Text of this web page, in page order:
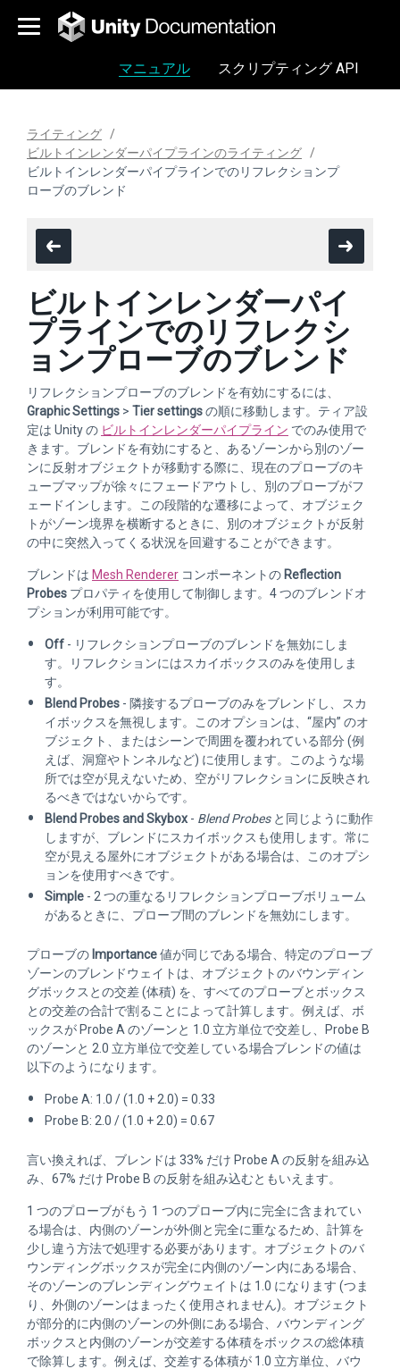
マニュアル スクリプティング API
ライティング
ビルトインレンダーパイプラインのライティング
ビルトインレンダーパイプラインでのリフレクションプ
ローブのブレンド
ビルトインレンダーパイ
プラインでのリフレクシ
ョンプローブのブレンド
リフレクションプローブのブレンドを有効にするには、
Graphic Settings > Tier settingsの順に移動します。ティア設
定は Unity の ビルトインレンダーパイプライン でのみ使用で
きます。ブレンドを有効にすると、あるゾーンから別のゾー
ンに反射オブジェクトが移動する際に、現在のプローブのキ
ューブマップが徐々にフェードアウトし、別のプローブがフ
ェードインします。この段階的な遷移によって、オブジェク
トがゾーン境界を横断するときに、別のオブジェクトが反射
の中に突然入ってくる状況を回避することができます。
ブレンドは Mesh Renderer コンポーネントの Reflection
Probes プロパティを使用して制御します。4 つのブレンドオ
プションが利用可能です。
Off - リフレクションプローブのブレンドを無効にしま
す。リフレクションにはスカイボックスのみを使用しま
す。
Blend Probes - 隣接するプローブのみをブレンドし、スカ
イボックスを無視します。このオプションは、“屋内” のオ
ブジェクト、またはシーンで周囲を覆われている部分 (例
えば、洞窟やトンネルなど) に使用します。このような場
所では空が見えないため、空がリフレクションに反映され
るべきではないからです。
Blend Probes and Skybox - Blend Probesと同じように動作
しますが、ブレンドにスカイボックスも使用します。常に
空が見える屋外にオブジェクトがある場合は、このオプシ
ョンを使用すべきです。
Simple - 2 つの重なるリフレクションプローブボリューム
があるときに、プローブ間のブレンドを無効にします。
プローブの Importance値が同じである場合、特定のプローブ
ゾーンのブレンドウェイトは、オブジェクトのバウンディン
グボックスとの交差 (体積) を、すべてのプローブとボックス
との交差の合計で割ることによって計算します。例えば、ボ
ックスが Probe A のゾーンと 1.0 立方単位で交差し、Probe B
のゾーンと 2.0 立方単位で交差している場合ブレンドの値は
以下のようになります。
Probe A: 1.0 / (1.0 + 2.0) = 0.33
Probe B: 2.0 / (1.0 + 2.0) = 0.67
言い換えれば、ブレンドは 33% だけ Probe A の反射を組み込
み、67% だけ Probe B の反射を組み込むともいえます。
1 つのプローブがもう 1 つのプローブ内に完全に含まれてい
る場合は、内側のゾーンが外側と完全に重なるため、計算を
少し違う方法で処理する必要があります。オブジェクトのバ
ウンディングボックスが完全に内側のゾーン内にある場合、
そのゾーンのブレンディングウェイトは 1.0 になります (つま
り、外側のゾーンはまったく使用されません)。オブジェクト
が部分的に内側のゾーンの外側にある場合、バウンディング
ボックスと内側のゾーンが交差する体積をボックスの総体積
で除算します。例えば、交差する体積が 1.0 立方単位、バウ